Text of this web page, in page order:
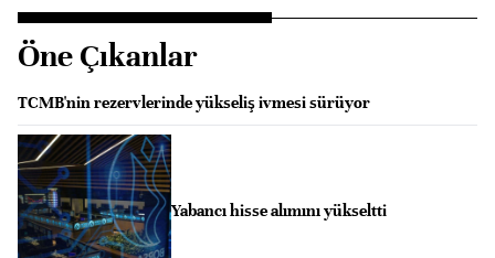
Öne Çıkanlar
TCMB'nin rezervlerinde yükseliş ivmesi sürüyor
Yabancı hisse alımını yükseltti